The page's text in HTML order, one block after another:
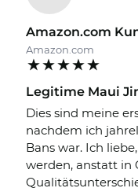
Amazon.com
Amazon.com
Legitime Maui
Dies sind meine
nachdem ich
Bans war. Ich
werden, anstatt in